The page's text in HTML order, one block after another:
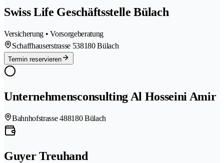
Swiss Life Geschäftsstelle Bülach
Versicherung • Vorsorgeberatung
Schaffhauserstrasse 538180 Bülach
Termin reservieren
Unternehmensconsulting Al Hosseini Amir
Bahnhofstrasse 488180 Bülach
Guyer Treuhand